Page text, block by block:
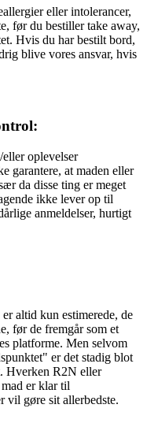
eller intolerancer,
før du bestiller take away,
Hvis du har bestilt bord,
blive vores ansvar, hvis
oplevelser
garantere, at maden eller
da disse ting er meget
ikke lever op til
anmeldelser, hurtigt
altid kun estimerede, de
før de fremgår som et
platforme. Men selvom
er det stadig blot
Hverken R2N eller
mad er klar til
vil gøre sit allerbedste.